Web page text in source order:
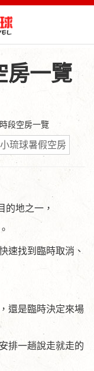
房一覽
段空房一覽
小琉球暑假空房
的地之一，
速找到臨時取消、
還是臨時決定來場
排一趟說走就走的